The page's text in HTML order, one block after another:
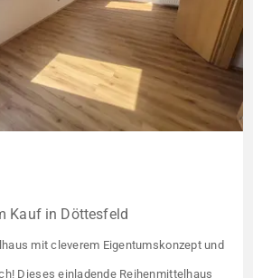
Kauf in Döttesfeld
mit cleverem Eigentumskonzept und
Dieses einladende Reihenmittelhaus